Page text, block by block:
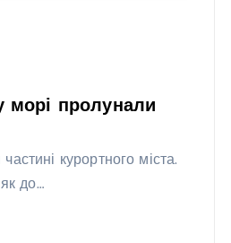
морі пролунали
курортного міста.
до…